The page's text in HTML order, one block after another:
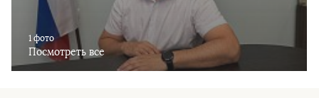
1 фото
Посмотреть все